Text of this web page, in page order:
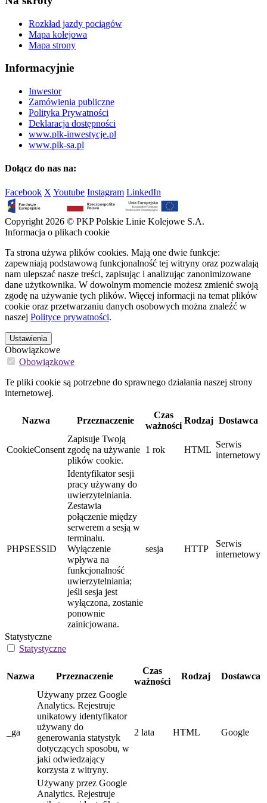
Rozkład jazdy pociągów
Mapa kolejowa
Mapa strony
Informacyjnie
Inwestor
Zamówienia publiczne
Polityka Prywatności
Deklaracja dostępności
www.plk-inwestycje.pl
www.plk-sa.pl
Dołącz do nas na:
Facebook X Youtube Instagram LinkedIn
Copyright 2026 © PKP Polskie Linie Kolejowe S.A.
Informacja o plikach cookie
Ta strona używa plików cookies. Mają one dwie funkcje:
zapewniają podstawową funkcjonalność tej witryny oraz pozwalają
nam ulepszać nasze treści, zapisując i analizując zanonimizowane
dane użytkownika. W dowolnym momencie możesz zmienić swoją
zgodę na używanie tych plików. Więcej informacji na temat plików
cookie oraz przetwarzaniu danych osobowych można znaleźć w
naszej Polityce prywatności.
Ustawienia
Obowiązkowe
Obowiązkowe
Te pliki cookie są potrzebne do sprawnego działania naszej strony
internetowej.
Nazwa Przeznaczenie
Czas
ważności
Rodzaj Dostawca
CookieConsent
Zapisuje Twoją
zgodę na używanie
plików cookie.
1 rok HTML
Serwis
internetowy
PHPSESSID
Identyfikator sesji
pracy używany do
uwierzytelniania.
Zestawia
połączenie między
serwerem a sesją w
terminalu.
Wyłączenie
wpływa na
funkcjonalność
uwierzytelniania;
jeśli sesja jest
wyłączona, zostanie
ponownie
zainicjowana.
sesja HTTP
Serwis
internetowy
Statystyczne
Statystyczne
Nazwa Przeznaczenie
Czas
ważności
Rodzaj Dostawca
_ga
Używany przez Google
Analytics. Rejestruje
unikatowy identyfikator
używany do
generowania statystyk
dotyczących sposobu, w
jaki odwiedzający
korzysta z witryny.
2 lata HTML Google
Używany przez Google
Analytics. Rejestruje